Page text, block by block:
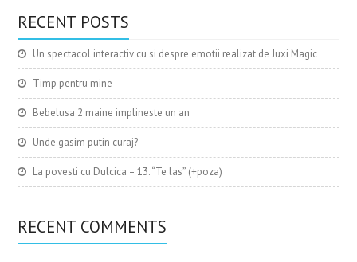
cartea
RECENT POSTS
Un spectacol interactiv cu si despre emotii realizat de Juxi Magic
Timp pentru mine
Bebelusa 2 maine implineste un an
Unde gasim putin curaj?
La povesti cu Dulcica – 13. “Te las” (+poza)
RECENT COMMENTS